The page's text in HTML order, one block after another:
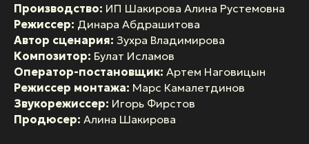
Производство: ИП Шакирова Алина Рустемовна
Режиссер: Динара Абдрашитова
Автор сценария: Зухра Владимирова
Композитор: Булат Исламов
Оператор-постановщик: Артем Наговицын
Режиссер монтажа: Марс Камалетдинов
Звукорежиссер: Игорь Фирстов
Продюсер: Алина Шакирова